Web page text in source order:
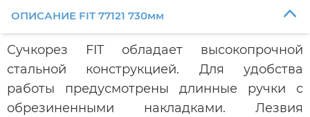
ОПИСАНИЕ FIT 77121 730мм
Сучкорез FIT обладает высокопрочной
стальной конструкцией. Для удобства
работы предусмотрены длинные ручки с
обрезиненными накладками. Лезвия